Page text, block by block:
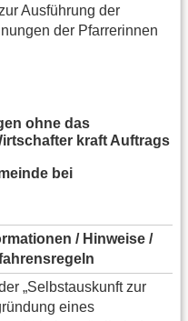
Ausführung der
der Pfarrerinnen
ohne das
kraft Auftrags
bei
/ Hinweise /
„Selbstauskunft zur
eines